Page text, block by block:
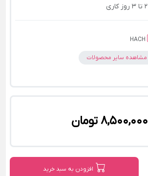
2 تا 3 روز کاری
HACH
مشاهده سایر محصولات
8,500,000 تومان
افزودن به سبد خرید